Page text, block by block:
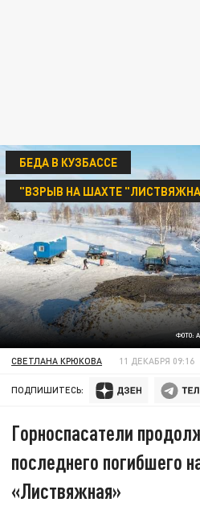
ФОТО:
БЕДА В КУЗБАССЕ
"ВЗРЫВ НА ШАХТЕ
СВЕТЛАНА КРЮКОВА 11 ДЕКАБРЯ 09:16
ПОДПИШИТЕСЬ:
Горноспасатели
последнего погибшего
«Листвяжная»